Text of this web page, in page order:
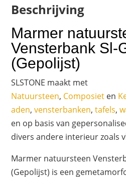
Beschrijving
Marmer
Vensterbank Sl-
(Gepolijst)
SLSTONE maakt met
Natuursteen, Composiet en
aden,vensterbanken,tafels,
en op basis van
divers andere interieur zoals
Marmer natuursteen
(Gepolijst) is een